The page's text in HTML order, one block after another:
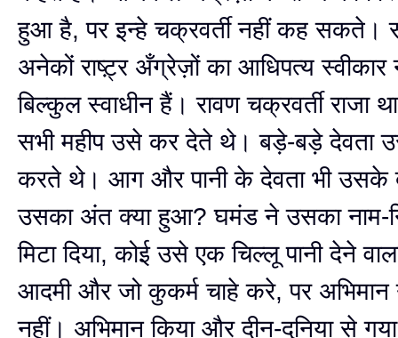
हुआ है, पर इन्हे चक्रवर्ती नहीं कह सकते।
अनेकों राष्ट़्र अँग्रेज़ों का आधिपत्य
बिल्कुल स्वाधीन हैं। रावण चक्रवर्ती राजा
सभी महीप उसे कर देते थे। बड़े-बड़े देवता
करते थे। आग और पानी के देवता भी उसके
उसका अंत क्या हुआ? घमंड ने उसका नाम-
मिटा दिया, कोई उसे एक चिल्लू पानी देने
आदमी और जो कुकर्म चाहे करे, पर अभिमान
नहीं। अभिमान किया और दीन-दुनिया से